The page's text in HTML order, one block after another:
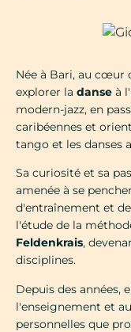
Née à Bari, au cœur
explorer la danse à
modern-jazz, en
caribéennes et
tango et les danses
Sa curiosité et sa
amenée à se
d'entraînement et
l'étude de la
Feldenkrais,
disciplines.
Depuis des années,
l'enseignement et
personnelles que